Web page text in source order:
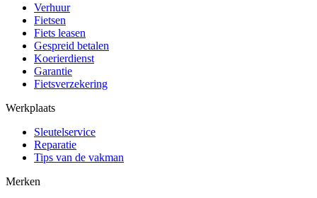
Verhuur
Fietsen
Fiets leasen
Gespreid betalen
Koerierdienst
Garantie
Fietsverzekering
Werkplaats
Sleutelservice
Reparatie
Tips van de vakman
Merken